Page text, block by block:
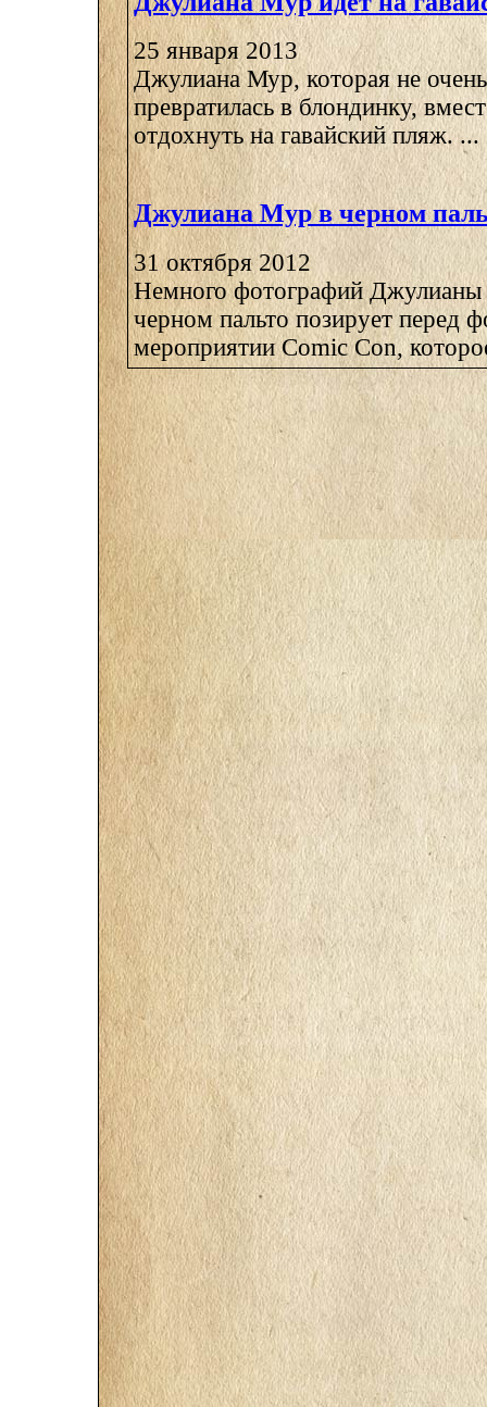
25 января 2013
Джулиана Мур, которая не
превратилась в блондинку,
отдохнуть на гавайский пляж. ...
Джулиана Мур в черном
31 октября 2012
Немного фотографий Джулианы
черном пальто позирует перед
мероприятии Comic Con,